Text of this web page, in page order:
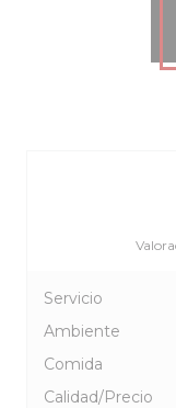
Servicio
Ambiente
Comida
Calidad/Precio